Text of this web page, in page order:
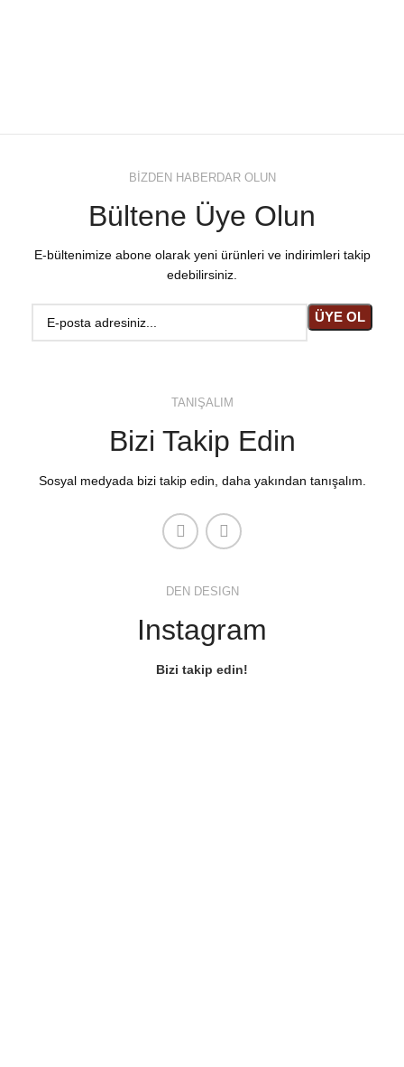
BİZDEN HABERDAR OLUN
Bültene Üye Olun
E-bültenimize abone olarak yeni ürünleri ve indirimleri takip
edebilirsiniz.
TANIŞALIM
Bizi Takip Edin
Sosyal medyada bizi takip edin, daha yakından tanışalım.
DEN DESIGN
Instagram
Bizi takip edin!